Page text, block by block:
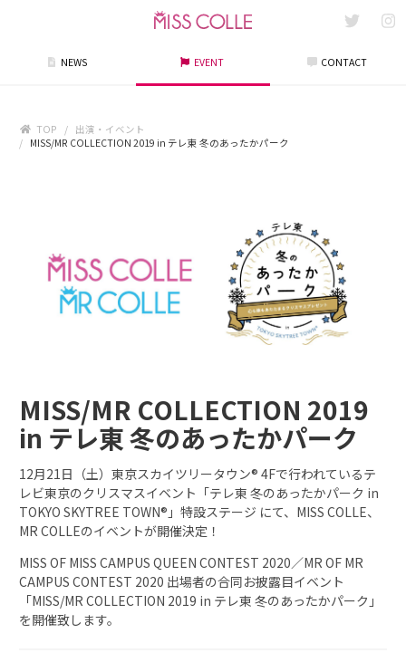
NEWS EVENT CONTACT
TOP
出演・イベント
MISS/MR COLLECTION 2019 in テレ東 冬のあったかパーク
MISS/MR COLLECTION 2019
in テレ東 冬のあったかパーク
12月21日（土）東京スカイツリータウン® 4Fで行われているテ
レビ東京のクリスマスイベント「テレ東 冬のあったかパーク in
TOKYO SKYTREE TOWN®」特設ステージ にて、MISS COLLE、
MR COLLEのイベントが開催決定！
MISS OF MISS CAMPUS QUEEN CONTEST 2020／MR OF MR
CAMPUS CONTEST 2020 出場者の合同お披露目イベント
「MISS/MR COLLECTION 2019 in テレ東 冬のあったかパーク」
を開催致します。